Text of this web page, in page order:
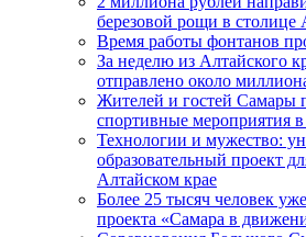
березовой рощи в столице
Время работы фонтанов
За неделю из Алтайского
отправлено около
Жителей и гостей Самары
спортивные мероприятия
Технологии и мужество:
образовательный проект
Алтайском крае
Более 25 тысяч человек
проекта «Самара в